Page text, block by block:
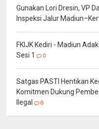
Gunakan Lori Dresin, VP
Inspeksi Jalur
FKIJK Kediri - Madiun
Sesi 1
0
Satgas PASTI Hentikan
Komitmen Dukung
Ilegal
0